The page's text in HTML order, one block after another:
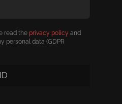
read the privacy policy and
personal data (GDPR